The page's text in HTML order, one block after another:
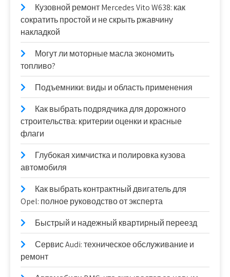
Кузовной ремонт Mercedes Vito W638: как
сократить простой и не скрыть ржавчину
накладкой
Могут ли моторные масла экономить
топливо?
Подъемники: виды и область применения
Как выбрать подрядчика для дорожного
строительства: критерии оценки и красные
флаги
Глубокая химчистка и полировка кузова
автомобиля
Как выбрать контрактный двигатель для
Opel: полное руководство от эксперта
Быстрый и надежный квартирный переезд
Сервис Audi: техническое обслуживание и
ремонт